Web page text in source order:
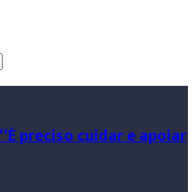
preciso cuidar e apoiar